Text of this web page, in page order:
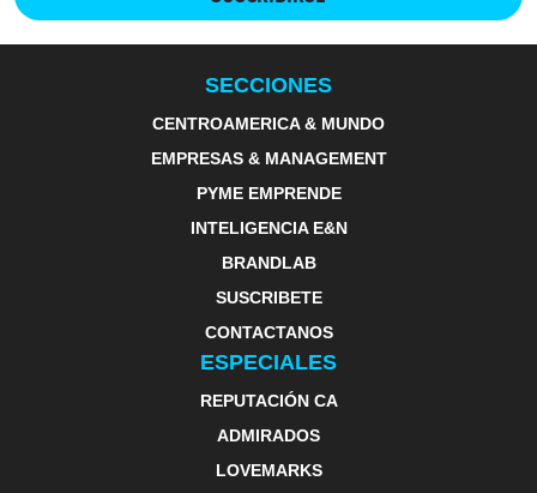
SECCIONES
CENTROAMERICA & MUNDO
EMPRESAS & MANAGEMENT
PYME EMPRENDE
INTELIGENCIA E&N
BRANDLAB
SUSCRIBETE
CONTACTANOS
ESPECIALES
REPUTACIÓN CA
ADMIRADOS
LOVEMARKS